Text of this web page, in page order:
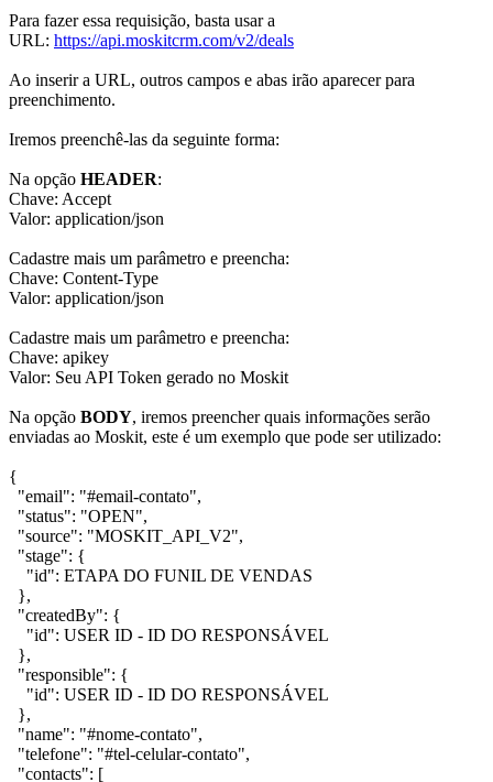
Para fazer essa requisição, basta usar a
URL: https://api.moskitcrm.com/v2/deals
Ao inserir a URL, outros campos e abas irão aparecer para
preenchimento.
Iremos preenchê-las da seguinte forma:
Na opção HEADER:
Chave: Accept
Valor: application/json
Cadastre mais um parâmetro e preencha:
Chave: Content-Type
Valor: application/json
Cadastre mais um parâmetro e preencha:
Chave: apikey
Valor: Seu API Token gerado no Moskit
Na opção BODY, iremos preencher quais informações serão
enviadas ao Moskit, este é um exemplo que pode ser utilizado:
{
"email": "#email-contato",
"status": "OPEN",
"source": "MOSKIT_API_V2",
"stage": {
"id": ETAPA DO FUNIL DE VENDAS
},
"createdBy": {
"id": USER ID - ID DO RESPONSÁVEL
},
"responsible": {
"id": USER ID - ID DO RESPONSÁVEL
},
"name": "#nome-contato",
"telefone": "#tel-celular-contato",
"contacts": [